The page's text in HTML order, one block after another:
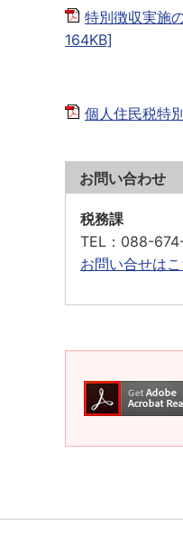
特別徴収実施
164KB]
個人住民税特
お問い合わせ
税務課
TEL ：088-
お問い合せは